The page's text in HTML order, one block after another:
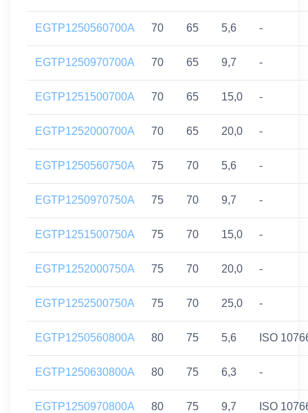
EGTP1250560700A 70 65 5,6 -
EGTP1250970700A 70 65 9,7 -
EGTP1251500700A 70 65 15,0 -
EGTP1252000700A 70 65 20,0 -
EGTP1250560750A 75 70 5,6 -
EGTP1250970750A 75 70 9,7 -
EGTP1251500750A 75 70 15,0 -
EGTP1252000750A 75 70 20,0 -
EGTP1252500750A 75 70 25,0 -
EGTP1250560800A 80 75 5,6 ISO
EGTP1250630800A 80 75 6,3 -
EGTP1250970800A 80 75 9,7 ISO